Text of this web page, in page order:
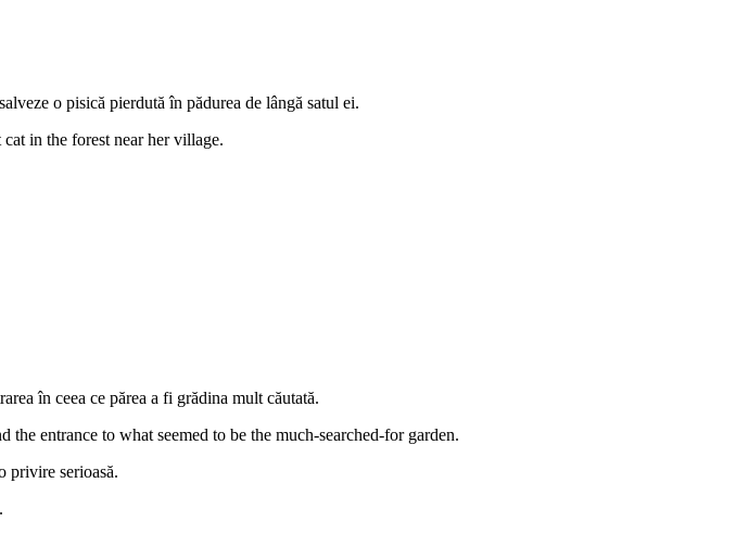
o pisică pierdută în pădurea de lângă satul ei.
in the forest near her village.
în ceea ce părea a fi grădina mult căutată.
entrance to what seemed to be the much-searched-for garden.
privire serioasă.